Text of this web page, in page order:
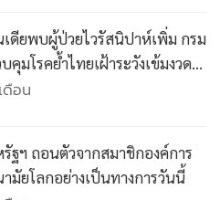
ดียพบผู้ป่วยไวรัสนิปาห์เพิ่ม กรม
คุมโรคย้ำไทยเฝ้าระวังเข้มงวด
จมาตรการคัดกรอง พร้อมขอ
ดือน
ฐฯ ถอนตัวจากสมาชิกองค์การ
มัยโลกอย่างเป็นทางการวันนี้